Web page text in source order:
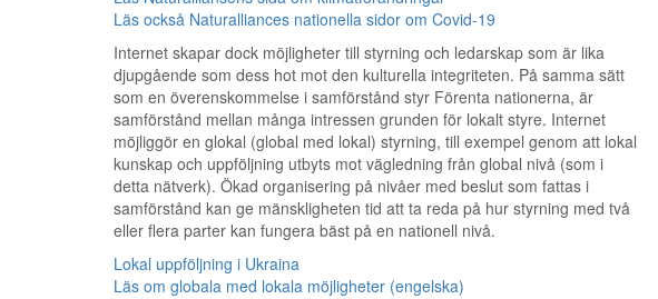
Läs också Naturalliances nationella sidor om Covid-19
Internet skapar dock möjligheter till styrning och ledarskap som är lika
djupgående som dess hot mot den kulturella integriteten. På samma sätt
som en överenskommelse i samförstånd styr Förenta nationerna, är
samförstånd mellan många intressen grunden för lokalt styre. Internet
möjliggör en glokal (global med lokal) styrning, till exempel genom att lokal
kunskap och uppföljning utbyts mot vägledning från global nivå (som i
detta nätverk). Ökad organisering på nivåer med beslut som fattas i
samförstånd kan ge mänskligheten tid att ta reda på hur styrning med två
eller flera parter kan fungera bäst på en nationell nivå.
Lokal uppföljning i Ukraina
Läs om globala med lokala möjligheter (engelska)